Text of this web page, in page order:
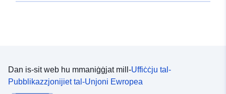
Dan is-sit web hu mmaniġġjat mill-Uffiċċju tal-
Pubblikazzjonijiet tal-Unjoni Ewropea